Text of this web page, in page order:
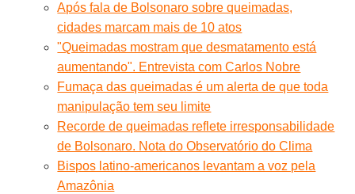
Após fala de Bolsonaro sobre queimadas,
cidades marcam mais de 10 atos
"Queimadas mostram que desmatamento está
aumentando". Entrevista com Carlos Nobre
Fumaça das queimadas é um alerta de que toda
manipulação tem seu limite
Recorde de queimadas reflete irresponsabilidade
de Bolsonaro. Nota do Observatório do Clima
Bispos latino-americanos levantam a voz pela
Amazônia